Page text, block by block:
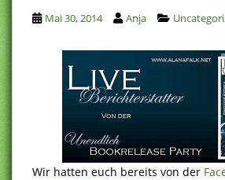
Mai 30, 2014 Anja
Wir hatten euch bereits von der